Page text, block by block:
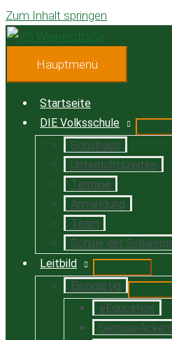
Zum Inhalt springen
Hauptmenü
Startseite
DIE Volksschule
Schulhaus
Unterrichtszeiten
Termine
Anmeldung
Team
Schule der
Leitbild
Einzigartig
eEducation